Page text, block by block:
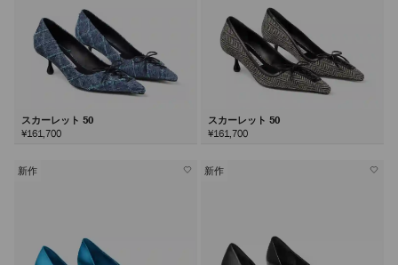
スカーレット 50
¥161,700
スカーレット 50
¥161,700
新作 新作